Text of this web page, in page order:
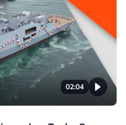
02:04